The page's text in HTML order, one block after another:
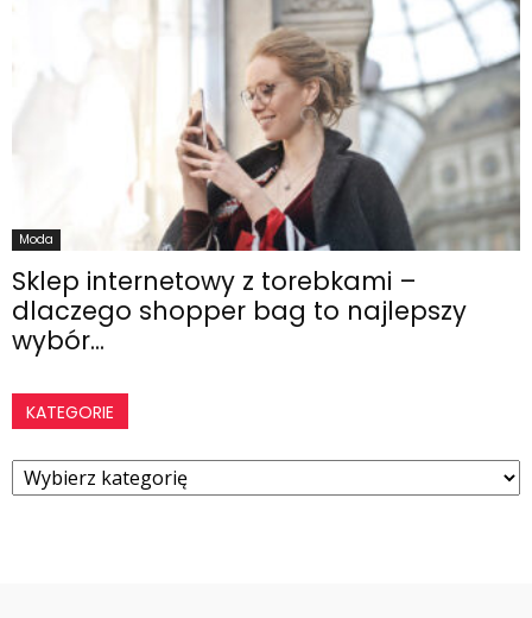
Moda
Sklep internetowy z torebkami –
dlaczego shopper bag to najlepszy
wybór...
KATEGORIE
Kategorie